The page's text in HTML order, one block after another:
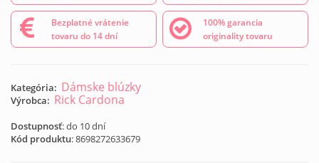
Bezplatné vrátenie
tovaru do 14 dní
100% garancia
originality tovaru
Kategória: Dámske blúzky
Výrobca: Rick Cardona
Dostupnosť: do 10 dní
Kód produktu:8698272633679